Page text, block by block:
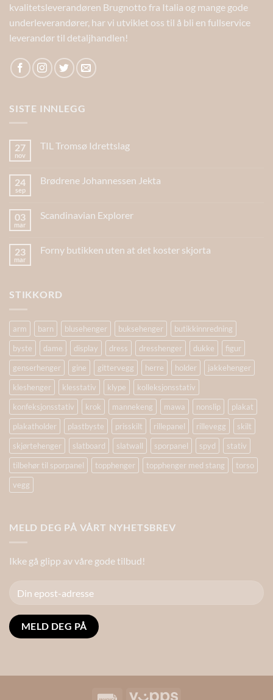
kvalitetsleverandøren Brugnotto fra Italia og mange gode
underleverandører, har vi utviklet oss til å bli en fullservice
leverandør til detaljhandlen!
SISTE INNLEGG
27
nov
TIL Tromsø Idrettslag
24
sep
Brødrene Johannessen Jekta
03
mar
Scandinavian Explorer
23
mar
Forny butikken uten at det koster skjorta
STIKKORD
arm barn blusehenger buksehenger
butikkinnredning
byste
dame display dress dresshenger dukke
figur
genserhenger
gine gittervegg herre holder
jakkehenger
kleshenger
klesstativ klype
kolleksjonsstativ
konfeksjonsstativ
krok mannekeng mawa nonslip
plakat
plakatholder
plastbyste prisskilt rillepanel rillevegg
skilt
skjørtehenger
slatboard slatwall sporpanel spyd
stativ
tilbehør til sporpanel
topphenger topphenger med stang
torso
vegg
MELD DEG PÅ VÅRT NYHETSBREV
Ikke gå glipp av våre gode tilbud!
Invoice Vipps